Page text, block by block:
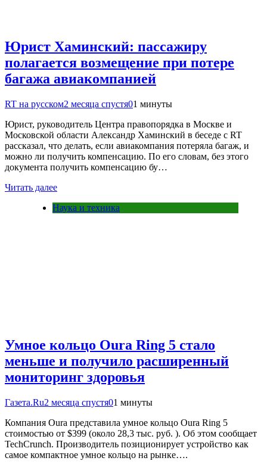
Юрист Хаминский: пассажиру
полагается возмещение при потере
багажа авиакомпанией
RT на русском2 месяца спустя01 минуты
Юрист, руководитель Центра правопорядка в Москве и
Московской области Александр Хаминский в беседе с RT
рассказал, что делать, если авиакомпания потеряла багаж, и
можно ли получить компенсацию. По его словам, без этого
документа получить компенсацию бу…
Читать далее
Наука и техника
Умное кольцо Oura Ring 5 стало
меньше и получило расширенный
мониторинг здоровья
Газета.Ru2 месяца спустя01 минуты
Компания Oura представила умное кольцо Oura Ring 5
стоимостью от $399 (около 28,3 тыс. руб. ). Об этом сообщает
TechCrunch. Производитель позиционирует устройство как
самое компактное умное кольцо на рынке….